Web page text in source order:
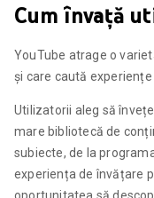
Cum învață
YouTube atrage o
și care caută
Utilizatorii aleg să
mare bibliotecă de
subiecte, de la
experiența de învățare